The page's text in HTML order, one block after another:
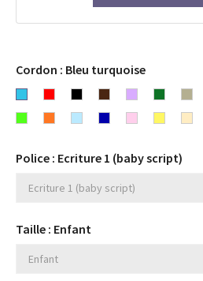
Cordon : Bleu turquoise
Bleu
turquoise
RougeNoir ChocolatLavande
Vert Gris
Fluo
Fluo
Bleu
Bleu
Rose
JauneBeige
Police : Ecriture 1 (baby script)
Taille : Enfant